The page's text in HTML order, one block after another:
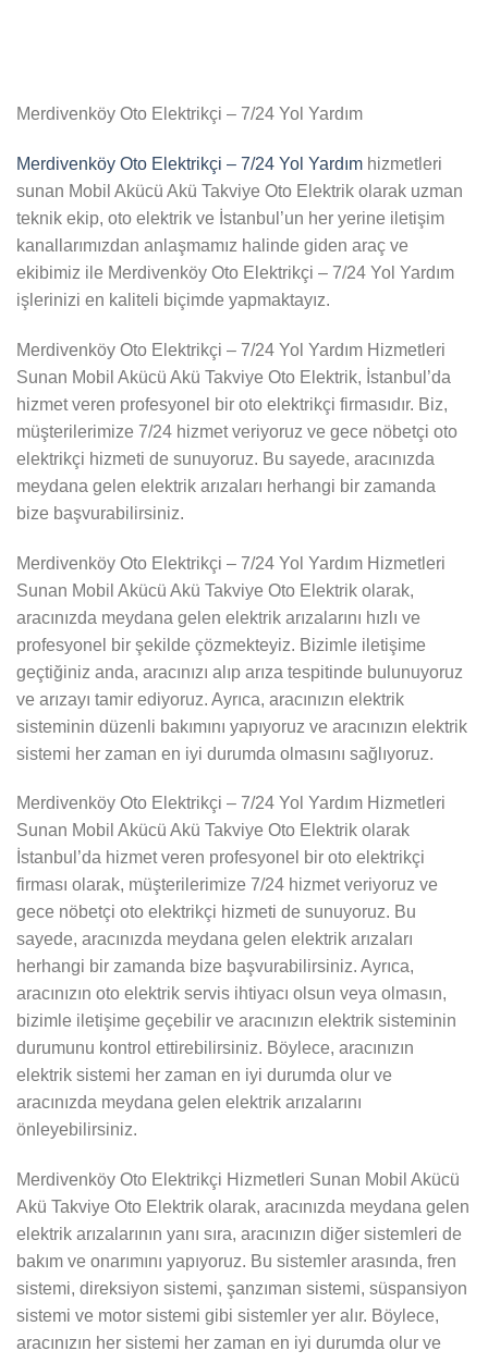
Merdivenköy Oto Elektrikçi – 7/24 Yol Yardım
Merdivenköy Oto Elektrikçi – 7/24 Yol Yardım hizmetleri
sunan Mobil Akücü Akü Takviye Oto Elektrik olarak uzman
teknik ekip, oto elektrik ve İstanbul’un her yerine iletişim
kanallarımızdan anlaşmamız halinde giden araç ve
ekibimiz ile Merdivenköy Oto Elektrikçi – 7/24 Yol Yardım
işlerinizi en kaliteli biçimde yapmaktayız.
Merdivenköy Oto Elektrikçi – 7/24 Yol Yardım Hizmetleri
Sunan Mobil Akücü Akü Takviye Oto Elektrik, İstanbul’da
hizmet veren profesyonel bir oto elektrikçi firmasıdır. Biz,
müşterilerimize 7/24 hizmet veriyoruz ve gece nöbetçi oto
elektrikçi hizmeti de sunuyoruz. Bu sayede, aracınızda
meydana gelen elektrik arızaları herhangi bir zamanda
bize başvurabilirsiniz.
Merdivenköy Oto Elektrikçi – 7/24 Yol Yardım Hizmetleri
Sunan Mobil Akücü Akü Takviye Oto Elektrik olarak,
aracınızda meydana gelen elektrik arızalarını hızlı ve
profesyonel bir şekilde çözmekteyiz. Bizimle iletişime
geçtiğiniz anda, aracınızı alıp arıza tespitinde bulunuyoruz
ve arızayı tamir ediyoruz. Ayrıca, aracınızın elektrik
sisteminin düzenli bakımını yapıyoruz ve aracınızın elektrik
sistemi her zaman en iyi durumda olmasını sağlıyoruz.
Merdivenköy Oto Elektrikçi – 7/24 Yol Yardım Hizmetleri
Sunan Mobil Akücü Akü Takviye Oto Elektrik olarak
İstanbul’da hizmet veren profesyonel bir oto elektrikçi
firması olarak, müşterilerimize 7/24 hizmet veriyoruz ve
gece nöbetçi oto elektrikçi hizmeti de sunuyoruz. Bu
sayede, aracınızda meydana gelen elektrik arızaları
herhangi bir zamanda bize başvurabilirsiniz. Ayrıca,
aracınızın oto elektrik servis ihtiyacı olsun veya olmasın,
bizimle iletişime geçebilir ve aracınızın elektrik sisteminin
durumunu kontrol ettirebilirsiniz. Böylece, aracınızın
elektrik sistemi her zaman en iyi durumda olur ve
aracınızda meydana gelen elektrik arızalarını
önleyebilirsiniz.
Merdivenköy Oto Elektrikçi Hizmetleri Sunan Mobil Akücü
Akü Takviye Oto Elektrik olarak, aracınızda meydana gelen
elektrik arızalarının yanı sıra, aracınızın diğer sistemleri de
bakım ve onarımını yapıyoruz. Bu sistemler arasında, fren
sistemi, direksiyon sistemi, şanzıman sistemi, süspansiyon
sistemi ve motor sistemi gibi sistemler yer alır. Böylece,
aracınızın her sistemi her zaman en iyi durumda olur ve